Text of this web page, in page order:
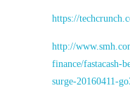
https://
http://
finance/fastacash-
surge-20160411-